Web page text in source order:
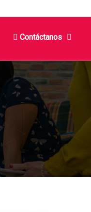
Contáctanos